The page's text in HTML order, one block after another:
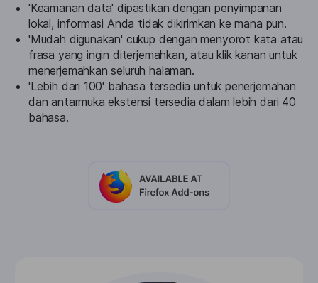
'Keamanan data' dipastikan dengan penyimpanan
lokal, informasi Anda tidak dikirimkan ke mana pun.
'Mudah digunakan' cukup dengan menyorot kata atau
frasa yang ingin diterjemahkan, atau klik kanan untuk
menerjemahkan seluruh halaman.
'Lebih dari 100' bahasa tersedia untuk penerjemahan
dan antarmuka ekstensi tersedia dalam lebih dari 40
bahasa.